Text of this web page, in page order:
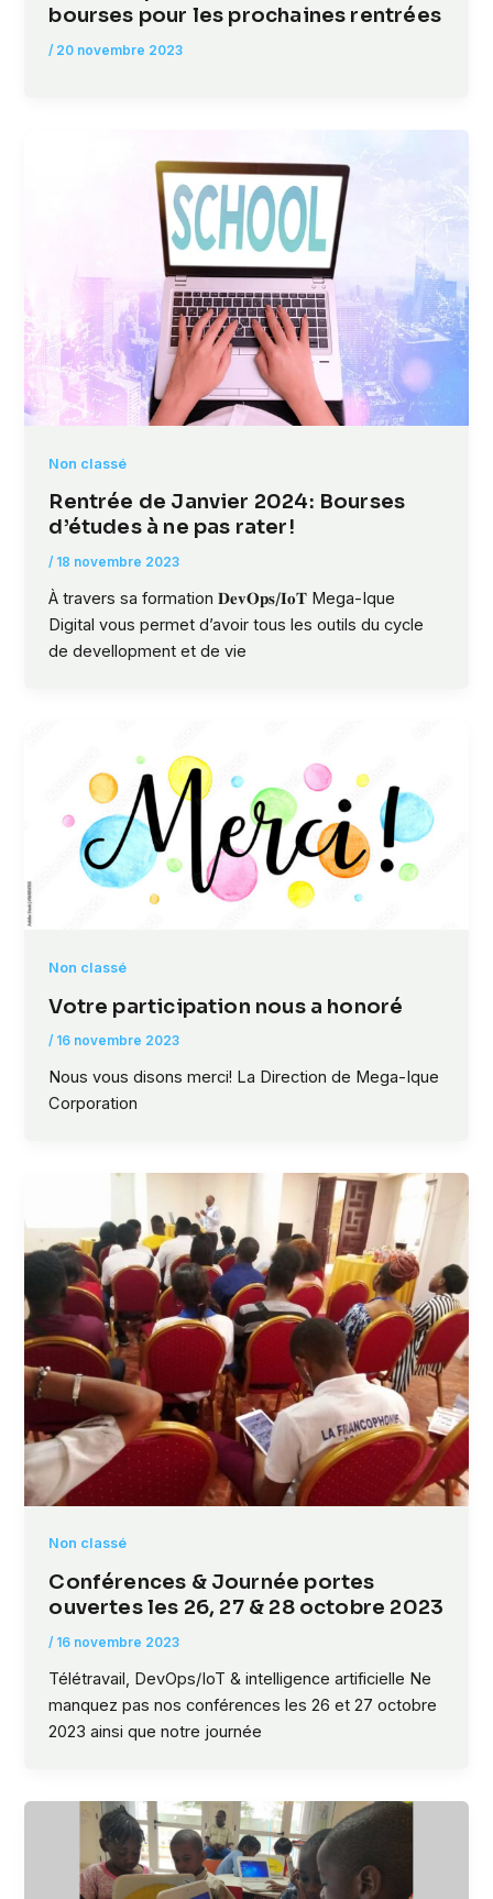
bourses pour les prochaines rentrées
/ 20 novembre 2023
Non classé
Rentrée de Janvier 2024: Bourses
d’études à ne pas rater!
/ 18 novembre 2023
À travers sa formation 𝐃𝐞𝐯𝐎𝐩𝐬/𝐈𝐨𝐓 Mega-Ique
Digital vous permet d’avoir tous les outils du cycle
de devellopment et de vie
Non classé
Votre participation nous a honoré
/ 16 novembre 2023
Nous vous disons merci! La Direction de Mega-Ique
Corporation
Non classé
Conférences & Journée portes
ouvertes les 26, 27 & 28 octobre 2023
/ 16 novembre 2023
Télétravail, DevOps/IoT & intelligence artificielle Ne
manquez pas nos conférences les 26 et 27 octobre
2023 ainsi que notre journée